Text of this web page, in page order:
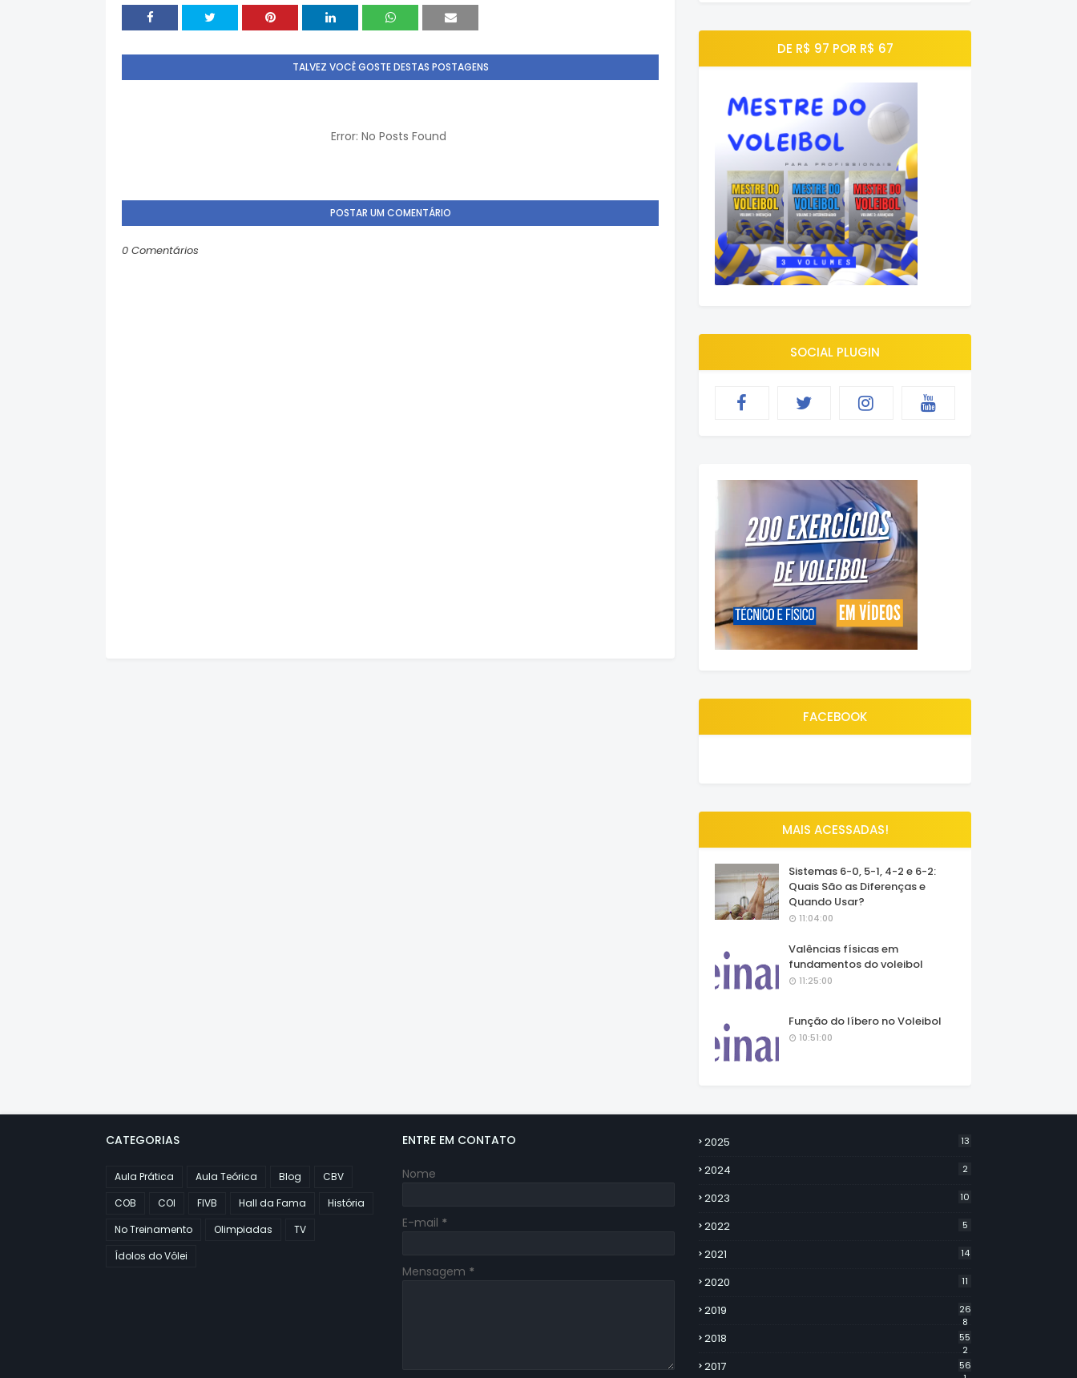
TALVEZ VOCÊ GOSTE DESTAS POSTAGENS
Error: No Posts Found
POSTAR UM COMENTÁRIO
0 Comentários
DE R$ 97 POR R$ 67
SOCIAL PLUGIN
FACEBOOK
MAIS ACESSADAS!
Sistemas 6-0, 5-1, 4-2 e 6-2:
Quais São as Diferenças e
Quando Usar?
11:04:00
Valências físicas em
fundamentos do voleibol
11:25:00
Função do líbero no Voleibol
10:51:00
CATEGORIAS
Aula Prática Aula Teórica Blog
CBV
COB
COI FIVB Hall da Fama
História
No Treinamento
Olimpiadas
TV
Ídolos do Vôlei
ENTRE EM CONTATO
Nome
E-mail *
Mensagem *
2025 13
2024 2
2023 10
2022 5
2021 14
2020 11
2019
26
8
2018
55
2
2017
56